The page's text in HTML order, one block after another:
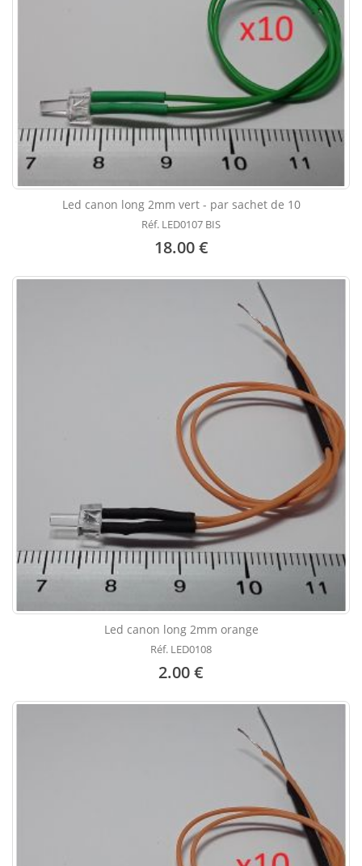
Led canon long 2mm vert - par sachet de 10
Réf. LED0107 BIS
18.00 €
Led canon long 2mm orange
Réf. LED0108
2.00 €